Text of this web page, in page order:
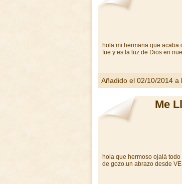
hola mi hermana que
fue y es la luz de Dios en
Añadido el 02/10/2014 a
Me
hola que hermoso ojalá
de gozo.un abrazo desde